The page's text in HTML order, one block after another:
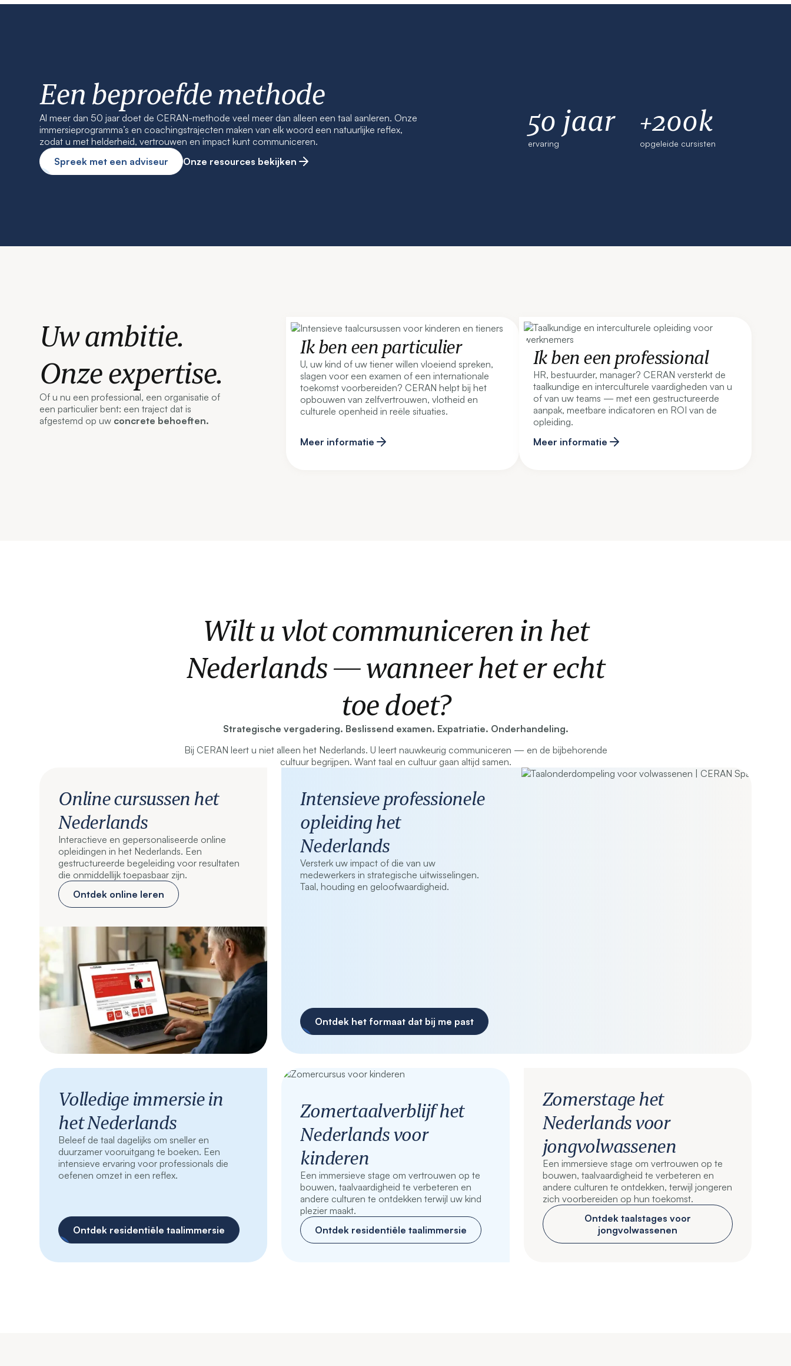
Een beproefde methode
Al meer dan 50 jaar doet de CERAN-methode veel meer dan alleen een taal aanleren. Onze
immersieprogramma’s en coachingstrajecten maken van elk woord een natuurlijke reflex,
zodat u met helderheid, vertrouwen en impact kunt communiceren.
Spreek met een adviseur
Onze resources bekijken
50 jaar
ervaring
+200k
opgeleide cursisten
Uw ambitie.
Onze expertise.
Of u nu een professional, een organisatie of
een particulier bent: een traject dat is
afgestemd op uw concrete behoeften.
Ik ben een particulier
U, uw kind of uw tiener willen vloeiend spreken,
slagen voor een examen of een internationale
toekomst voorbereiden? CERAN helpt bij het
opbouwen van zelfvertrouwen, vlotheid en
culturele openheid in reële situaties.
Meer informatie
Ik ben een professional
HR, bestuurder, manager? CERAN versterkt de
taalkundige en interculturele vaardigheden van u
of van uw teams — met een gestructureerde
aanpak, meetbare indicatoren en ROI van de
opleiding.
Meer informatie
Wilt u vlot communiceren in het
Nederlands — wanneer het er echt
toe doet?
Strategische vergadering. Beslissend examen. Expatriatie. Onderhandeling.
Bij CERAN leert u niet alleen het Nederlands. U leert nauwkeurig communiceren — en de bijbehorende
cultuur begrijpen. Want taal en cultuur gaan altijd samen.
Online cursussen het
Nederlands
Interactieve en gepersonaliseerde online
opleidingen in het Nederlands. Een
gestructureerde begeleiding voor resultaten
die onmiddellijk toepasbaar zijn.
Ontdek online leren
Intensieve professionele
opleiding het
Nederlands
Versterk uw impact of die van uw
medewerkers in strategische uitwisselingen.
Taal, houding en geloofwaardigheid.
Ontdek het formaat dat bij me past
Volledige immersie in
het Nederlands
Beleef de taal dagelijks om sneller en
duurzamer vooruitgang te boeken. Een
intensieve ervaring voor professionals die
oefenen omzet in een reflex.
Ontdek residentiële taalimmersie
Zomertaalverblijf het
Nederlands voor
kinderen
Een immersieve stage om vertrouwen op te
bouwen, taalvaardigheid te verbeteren en
andere culturen te ontdekken terwijl uw kind
plezier maakt.
Ontdek residentiële taalimmersie
Zomerstage het
Nederlands voor
jongvolwassenen
Een immersieve stage om vertrouwen op te
bouwen, taalvaardigheid te verbeteren en
andere culturen te ontdekken, terwijl jongeren
zich voorbereiden op hun toekomst.
Ontdek taalstages voor
jongvolwassenen